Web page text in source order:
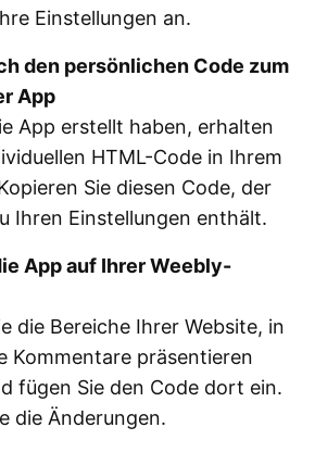
Einstellungen an.
den persönlichen Code zum
App
App erstellt haben, erhalten
HTML-Code in Ihrem
Sie diesen Code, der
Ihren Einstellungen enthält.
App auf Ihrer Weebly-
die Bereiche Ihrer Website, in
Kommentare präsentieren
fügen Sie den Code dort ein.
die Änderungen.